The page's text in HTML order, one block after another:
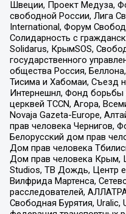
Швеции, Проект Медуза,
свободной России, Лига
International, Форум
Солидарность с
Solidarus, КрымSOS,
государственного
общества Россия,
Тисима и Хабомаи, Съезд
Интернешнл, Фонд борьбы
церквей TCCN, Агора,
Novaja Gazeta-Europe,
прав человека Чернигов,
Белорусский дом прав
Дом прав человека
Дом прав человека Крым,
Studios, ТВ Дождь, Центр
Вилфрида Мартенса,
расследователей,
Свободная Бурятия,